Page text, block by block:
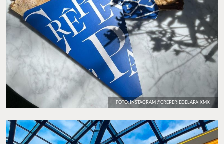
FOTO: INSTAGRAM @CREPERIEDELAPAIXMX